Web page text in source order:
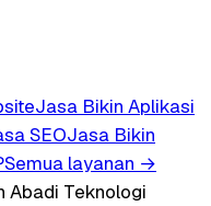
Jasa Bikin Aplikasi
SEOJasa Bikin
Semua layanan →
Abadi Teknologi